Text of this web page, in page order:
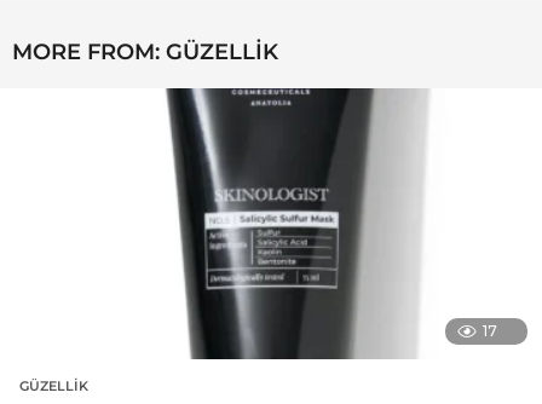
MORE FROM: GÜZELLIK
17
GÜZELLIK